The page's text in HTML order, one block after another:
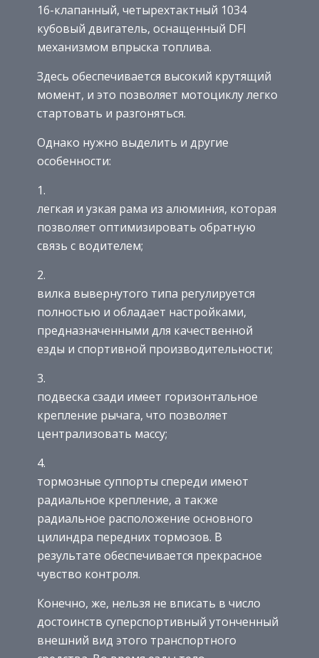
16-клапанный, четырехтактный 1034
кубовый двигатель, оснащенный DFI
механизмом впрыска топлива.
Здесь обеспечивается высокий крутящий
момент, и это позволяет мотоциклу легко
стартовать и разгоняться.
Однако нужно выделить и другие
особенности:
легкая и узкая рама из алюминия, которая
позволяет оптимизировать обратную
связь с водителем;
вилка вывернутого типа регулируется
полностью и обладает настройками,
предназначенными для качественной
езды и спортивной производительности;
подвеска сзади имеет горизонтальное
крепление рычага, что позволяет
централизовать массу;
тормозные суппорты спереди имеют
радиальное крепление, а также
радиальное расположение основного
цилиндра передних тормозов. В
результате обеспечивается прекрасное
чувство контроля.
Конечно, же, нельзя не вписать в число
достоинств суперспортивный утонченный
внешний вид этого транспортного